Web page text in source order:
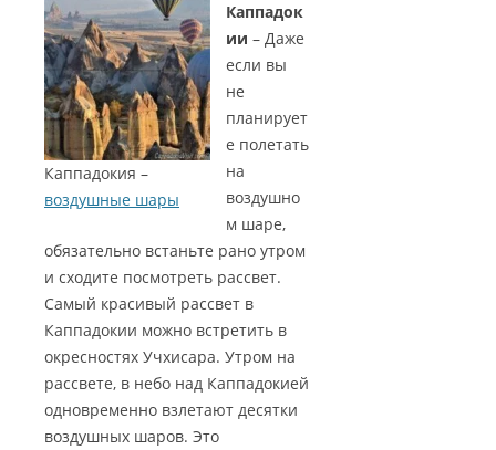
Каппадокия –
воздушные шары
Каппадок
ии – Даже
если вы
не
планирует
е полетать
на
воздушно
м шаре,
обязательно встаньте рано утром
и сходите посмотреть рассвет.
Самый красивый рассвет в
Каппадокии можно встретить в
окресностях Учхисара. Утром на
рассвете, в небо над Каппадокией
одновременно взлетают десятки
воздушных шаров. Это